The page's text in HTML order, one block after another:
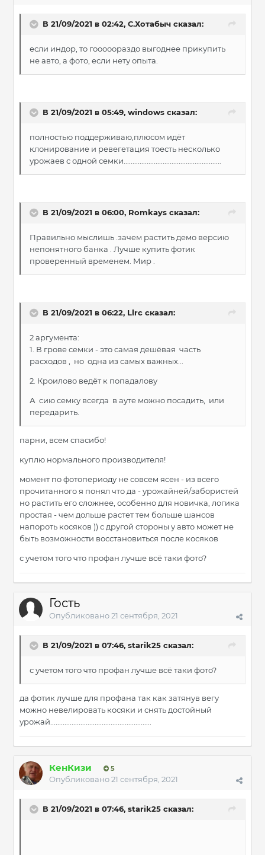
В 21/09/2021 в 02:42, С.Хотабыч сказал:
если индор, то гооооораздо выгоднее прикупить
не авто, а фото, если нету опыта.
В 21/09/2021 в 05:49, windows сказал:
полностью поддерживаю,плюсом идёт
клонирование и ревегетация тоесть несколько
урожаев с одной семки.......................................................
В 21/09/2021 в 06:00, Romkays сказал:
Правильно мыслишь .зачем растить демо версию
непонятного банка . Лучше купить фотик
проверенный временем. Мир .
В 21/09/2021 в 06:22, Llrc сказал:
2 аргумента:
1. В грове семки - это самая дешёвая часть
расходов , но одна из самых важных...
2. Кроилово ведёт к попадалову
А сию семку всегда в ауте можно посадить, или
передарить.
парни, всем спасибо!
куплю нормального производителя!
момент по фотопериоду не совсем ясен - из всего
прочитанного я понял что да - урожайней/забористей
но растить его сложнее, особенно для новичка, логика
простая - чем дольше растет тем больше шансов
напороть косяков )) с другой стороны у авто может не
быть возможности восстановиться после косяков
с учетом того что профан лучше всё таки фото?
Гость
Опубликовано21 сентября, 2021
В 21/09/2021 в 07:46, starik25 сказал:
с учетом того что профан лучше всё таки фото?
да фотик лучше для профана так как затянув вегу
можно невелировать косяки и снять достойный
урожай.........................................................
КенКизи 5
Опубликовано21 сентября, 2021
В 21/09/2021 в 07:46, starik25 сказал: